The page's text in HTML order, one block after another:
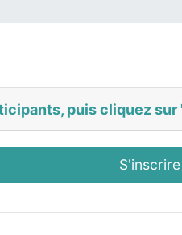
puis cliquez sur
S'inscrire